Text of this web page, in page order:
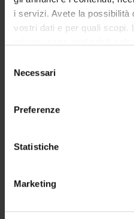
i servizi. Avete la possibilità
vostri dati e per quali scopi.
modificare o revocare il
momento dalla
raccogliere
geografica, con
Identificare il tuo
delNecessari
Preferenze
Statistiche
Marketing
STUDYING
COURSES
PHD PROGRAMMES AND
Contacts
Places